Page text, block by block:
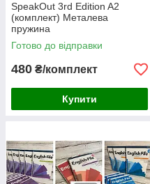
SpeakOut 3rd Edition A2
(комплект) Металева
пружина
Готово до відправки
480 ₴/комплект
Купити